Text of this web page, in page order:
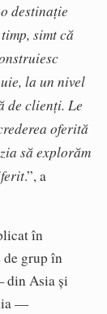
destinație
simt că
la un nivel
de clienți. Le
oferită
să explorăm
.”, a
în
de grup în
din Asia și
—